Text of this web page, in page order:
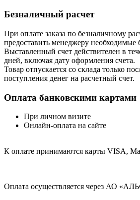
Безналичный расчет
При оплате заказа по безналичному
предоставить менеджеру необходимые
Выставленный счет действителен в
дней, включая дату оформления cчета.
Товар отпускается со склада только
поступления денег на расчетный счет.
Оплата банковскими картами
При личном визите
Онлайн-оплата на сайте
К оплате принимаются карты VISA,
Оплата осуществляется через АО